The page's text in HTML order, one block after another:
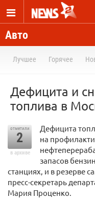
Авто
Лучшее Горячее
Дефицита и
топлива в
отметили
2
в архиве
Дефицита
на
запасов
станциях, и в резерве
пресс-секретарь
Мария Проценко.